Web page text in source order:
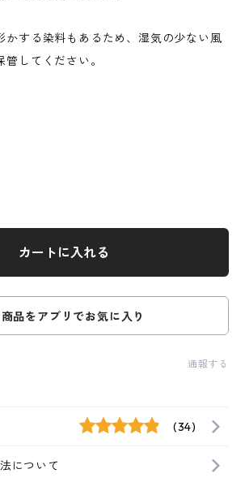
かする染料もあるため、湿気の少ない風
してください。
カートに入れる
商品をアプリでお気に入り
通報する
(34)
について